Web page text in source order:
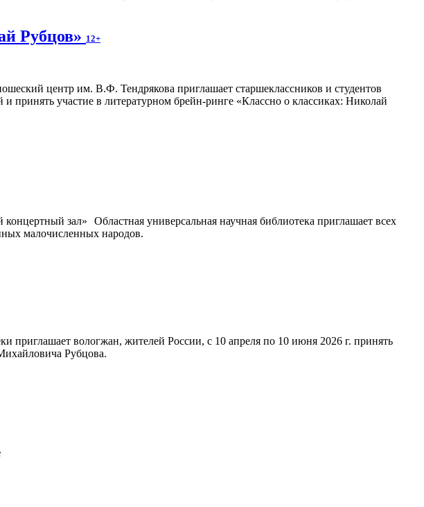
Рубцов» 12+
центр им. В.Ф. Тендрякова приглашает старшеклассников и студентов
принять участие в литературном брейн-ринге «Классно о классиках: Николай
Областная универсальная научная библиотека приглашает всех
малочисленных народов.
вологжан, жителей России, с 10 апреля по 10 июня 2026 г. принять
Рубцова.